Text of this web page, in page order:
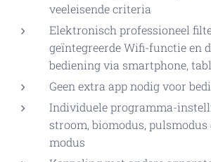
veeleisende criteria
Elektronisch professioneel
geïntegreerde Wifi-functie en
bediening via smartphone,
Geen extra app nodig voor
Individuele programma-
stroom, biomodus,
modus